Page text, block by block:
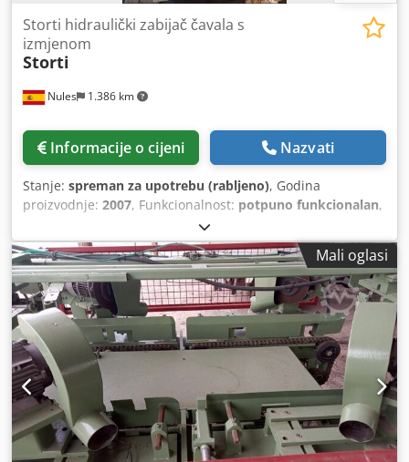
Nules 1.386 km
Storti hidraulički zabijač čavala s
izmjenom
Storti
Informacije o cijeni Nazvati
Stanje: spreman za upotrebu (rabljeno), Godina
proizvodnje: 2007, Funkcionalnost: potpuno funkcionalan,
Storti hidraulički zabijač čavala s ciklusom izmjene Dsdpfju
Aqfhox Amnokr
Mali oglasi